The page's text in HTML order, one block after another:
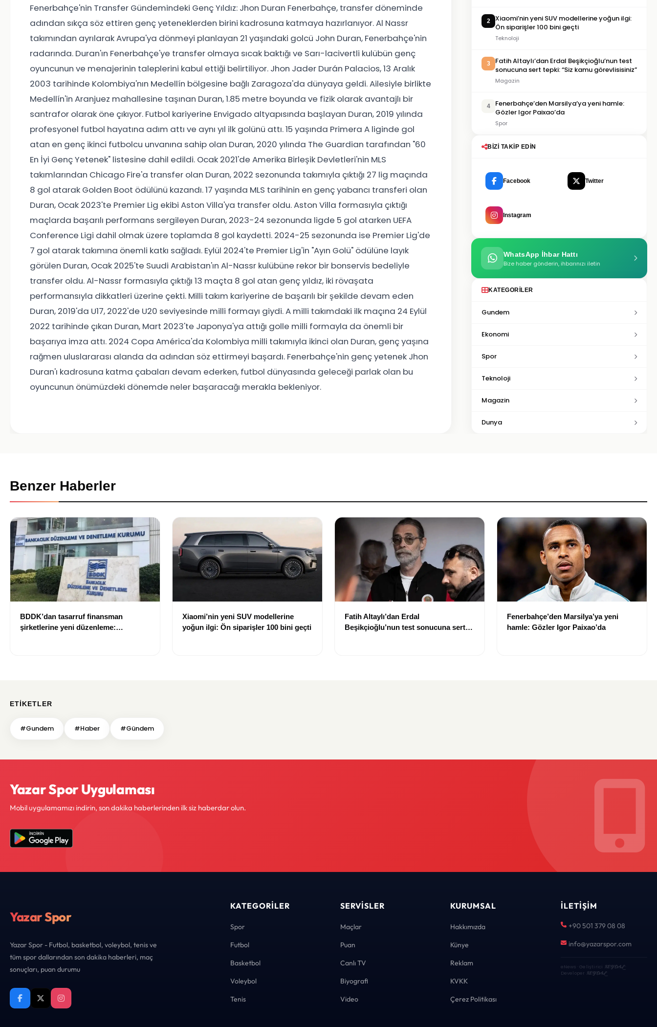
Fenerbahçe'nin Transfer Gündemindeki Genç Yıldız: Jhon Duran Fenerbahçe, transfer döneminde
adından sıkça söz ettiren genç yeteneklerden birini kadrosuna katmaya hazırlanıyor. Al Nassr
takımından ayrılarak Avrupa'ya dönmeyi planlayan 21 yaşındaki golcü John Duran, Fenerbahçe'nin
radarında. Duran'ın Fenerbahçe'ye transfer olmaya sıcak baktığı ve Sarı-lacivertli kulübün genç
oyuncunun ve menajerinin taleplerini kabul ettiği belirtiliyor. Jhon Jader Durán Palacios, 13 Aralık
2003 tarihinde Kolombiya'nın Medellín bölgesine bağlı Zaragoza'da dünyaya geldi. Ailesiyle birlikte
Medellín'in Aranjuez mahallesine taşınan Duran, 1.85 metre boyunda ve fizik olarak avantajlı bir
santrafor olarak öne çıkıyor. Futbol kariyerine Envigado altyapısında başlayan Duran, 2019 yılında
profesyonel futbol hayatına adım attı ve aynı yıl ilk golünü attı. 15 yaşında Primera A liginde gol
atan en genç ikinci futbolcu unvanına sahip olan Duran, 2020 yılında The Guardian tarafından "60
En İyi Genç Yetenek" listesine dahil edildi. Ocak 2021'de Amerika Birleşik Devletleri'nin MLS
takımlarından Chicago Fire'a transfer olan Duran, 2022 sezonunda takımıyla çıktığı 27 lig maçında
8 gol atarak Golden Boot ödülünü kazandı. 17 yaşında MLS tarihinin en genç yabancı transferi olan
Duran, Ocak 2023'te Premier Lig ekibi Aston Villa'ya transfer oldu. Aston Villa formasıyla çıktığı
maçlarda başarılı performans sergileyen Duran, 2023-24 sezonunda ligde 5 gol atarken UEFA
Conference Ligi dahil olmak üzere toplamda 8 gol kaydetti. 2024-25 sezonunda ise Premier Lig'de
7 gol atarak takımına önemli katkı sağladı. Eylül 2024'te Premier Lig'in "Ayın Golü" ödülüne layık
görülen Duran, Ocak 2025'te Suudi Arabistan'ın Al-Nassr kulübüne rekor bir bonservis bedeliyle
transfer oldu. Al-Nassr formasıyla çıktığı 13 maçta 8 gol atan genç yıldız, iki rövaşata
performansıyla dikkatleri üzerine çekti. Milli takım kariyerine de başarılı bir şekilde devam eden
Duran, 2019'da U17, 2022'de U20 seviyesinde milli formayı giydi. A milli takımdaki ilk maçına 24 Eylül
2022 tarihinde çıkan Duran, Mart 2023'te Japonya'ya attığı golle milli formayla da önemli bir
başarıya imza attı. 2024 Copa América'da Kolombiya milli takımıyla ikinci olan Duran, genç yaşına
rağmen uluslararası alanda da adından söz ettirmeyi başardı. Fenerbahçe'nin genç yetenek Jhon
Duran'ı kadrosuna katma çabaları devam ederken, futbol dünyasında geleceği parlak olan bu
oyuncunun önümüzdeki dönemde neler başaracağı merakla bekleniyor.
2
Xiaomi’nin yeni SUV modellerine yoğun ilgi:
Ön siparişler 100 bini geçti
Teknoloji
3
Fatih Altaylı’dan Erdal Beşikçioğlu’nun test
sonucuna sert tepki: “Siz kamu görevlisisiniz”
Magazin
4
Fenerbahçe’den Marsilya’ya yeni hamle:
Gözler Igor Paixao’da
Spor
BIZI TAKIP EDIN
Facebook Twitter
Instagram
WhatsApp İhbar Hattı
Bize haber gönderin, ihbarınızı iletin
KATEGORILER
Gundem
Ekonomi
Spor
Teknoloji
Magazin
Dunya
Benzer Haberler
BDDK’dan tasarruf finansman
şirketlerine yeni düzenleme:
Xiaomi’nin yeni SUV modellerine
yoğun ilgi: Ön siparişler 100 bini geçti
Fatih Altaylı’dan Erdal
Beşikçioğlu’nun test sonucuna sert
Fenerbahçe’den Marsilya’ya yeni
hamle: Gözler Igor Paixao’da
ETIKETLER
#Gundem #Haber #Gündem
Yazar Spor Uygulaması
Mobil uygulamamızı indirin, son dakika haberlerinden ilk siz haberdar olun.
Yazar Spor
Yazar Spor - Futbol, basketbol, voleybol, tenis ve
tüm spor dallarından son dakika haberleri, maç
sonuçları, puan durumu
KATEGORILER
Spor
Futbol
Basketbol
Voleybol
Tenis
SERVISLER
Maçlar
Puan
Canlı TV
Biyografi
Video
KURUMSAL
Hakkımızda
Künye
Reklam
KVKK
Çerez Politikası
İLETIŞIM
+90 501 379 08 08
info@yazarspor.com
eNews · Geliştirici KEYDAL·
Developer KEYDAL